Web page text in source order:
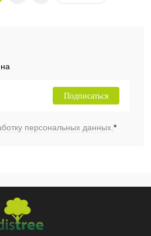
Подписаться
персональных данных.*